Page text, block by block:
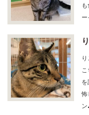
怖